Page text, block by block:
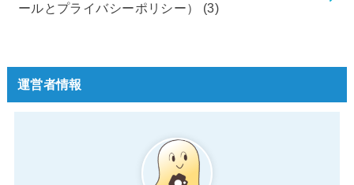
ールとプライバシーポリシー） (3)
運営者情報